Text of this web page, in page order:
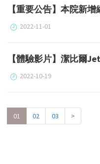
【重要公告】本院新
2022-11-01
【體驗影片】潔比爾
2022-10-19
01 02 03 >